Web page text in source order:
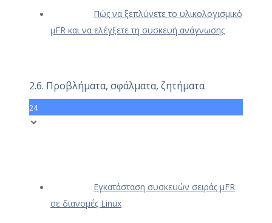
Πώς να ξεπλύνετε το υλικολογισμικό
μFR και να ελέγξετε τη συσκευή ανάγνωσης
2.6. Προβλήματα, σφάλματα, ζητήματα
24
Εγκατάσταση συσκευών σειράς μFR
σε διανομές Linux